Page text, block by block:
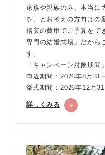
家族や親族のみ、本当に
を、とお考えの方向けの
格安の費用でご予算をで
専門の結婚式場」だから
す。
「キャンペーン対象期間」
申込期間：2026年8月31
挙式期間：2026年12月
詳しくみる